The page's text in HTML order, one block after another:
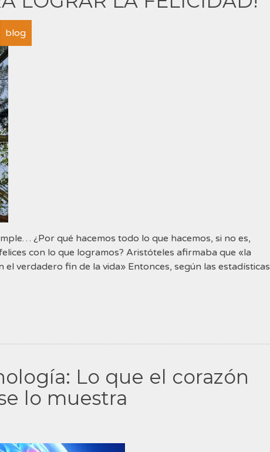
blog
¿Por qué hacemos todo lo que hacemos, si no es,
con lo que logramos? Aristóteles afirmaba que «la
verdadero fin de la vida» Entonces, según las estadísticas
Lo que el corazón
lo muestra